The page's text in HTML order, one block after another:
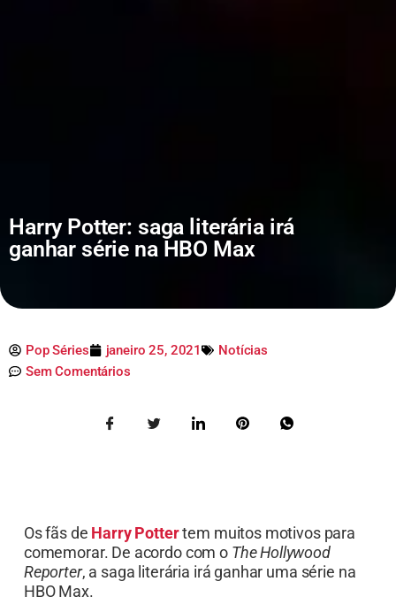
Harry Potter: saga literária irá
ganhar série na HBO Max
Pop Séries janeiro 25, 2021
Notícias
Sem Comentários
Os fãs de Harry Pottertem muitos motivos para
comemorar. De acordo com o The Hollywood
Reporter, a saga literária irá ganhar uma série na
HBO Max.